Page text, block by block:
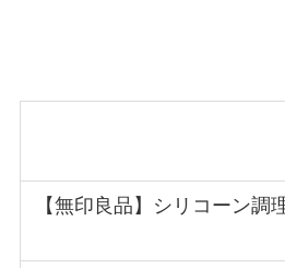
【無印良品】シリコーン調